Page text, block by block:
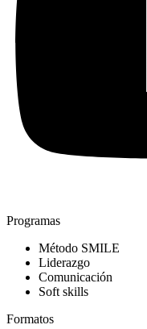
Programas
Método SMILE
Liderazgo
Comunicación
Soft skills
Formatos